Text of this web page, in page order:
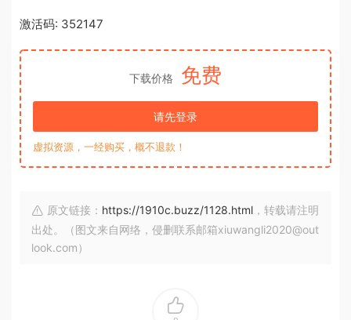
激活码: 352147
下载价格 免费
请先登录
虚拟资源，一经购买，概不退款！
原文链接： https://1910c.buzz/1128.html ，转载请注明
出处。（图文来自网络，侵删联系邮箱xiuwangli2020@out
look.com）